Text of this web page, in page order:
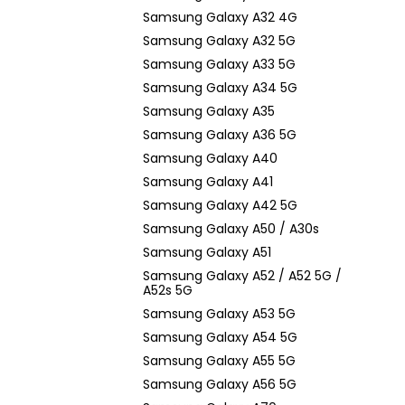
Samsung Galaxy A32 4G
Samsung Galaxy A32 5G
Samsung Galaxy A33 5G
Samsung Galaxy A34 5G
Samsung Galaxy A35
Samsung Galaxy A36 5G
Samsung Galaxy A40
Samsung Galaxy A41
Samsung Galaxy A42 5G
Samsung Galaxy A50 / A30s
Samsung Galaxy A51
Samsung Galaxy A52 / A52 5G /
A52s 5G
Samsung Galaxy A53 5G
Samsung Galaxy A54 5G
Samsung Galaxy A55 5G
Samsung Galaxy A56 5G